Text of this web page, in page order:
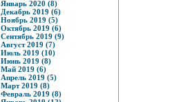
Январь 2020 (8)
Декабрь 2019 (6)
Ноябрь 2019 (5)
Октябрь 2019 (6)
Сентябрь 2019 (9)
Август 2019 (7)
Июль 2019 (10)
Июнь 2019 (8)
Май 2019 (6)
Апрель 2019 (5)
Март 2019 (8)
Февраль 2019 (8)